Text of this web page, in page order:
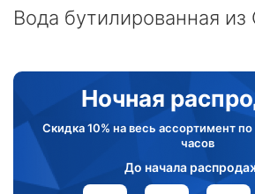
Вода бутилированная
Ночная
Скидка 10% на весь ассортимент
часов
До начала